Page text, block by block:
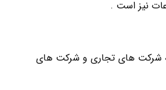
نیز است .
کل به ۲ دسته شرکت های تجاری و شرکت های